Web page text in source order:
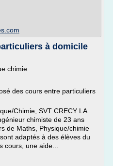
à domicile
chimie
des cours entre particuliers
Chimie, SVT CRECY LA
chimiste de 23 ans
de Maths, Physique/chimie
adaptés à des élèves du
cours, une aide...